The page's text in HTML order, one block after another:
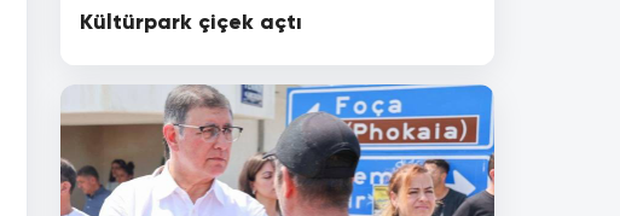
Kültürpark çiçek açtı